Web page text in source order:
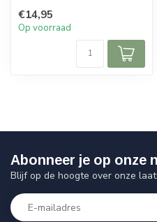
€14,95
Op voorraad
Abonneer je op onze
Blijf op de hoogte over onze